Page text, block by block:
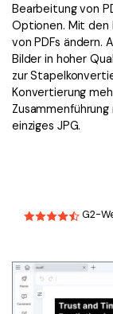
Bearbeitung von
Optionen. Mit den
von PDFs ändern.
Bilder in hoher
zur
Konvertierung
einziges JPG.
G2-